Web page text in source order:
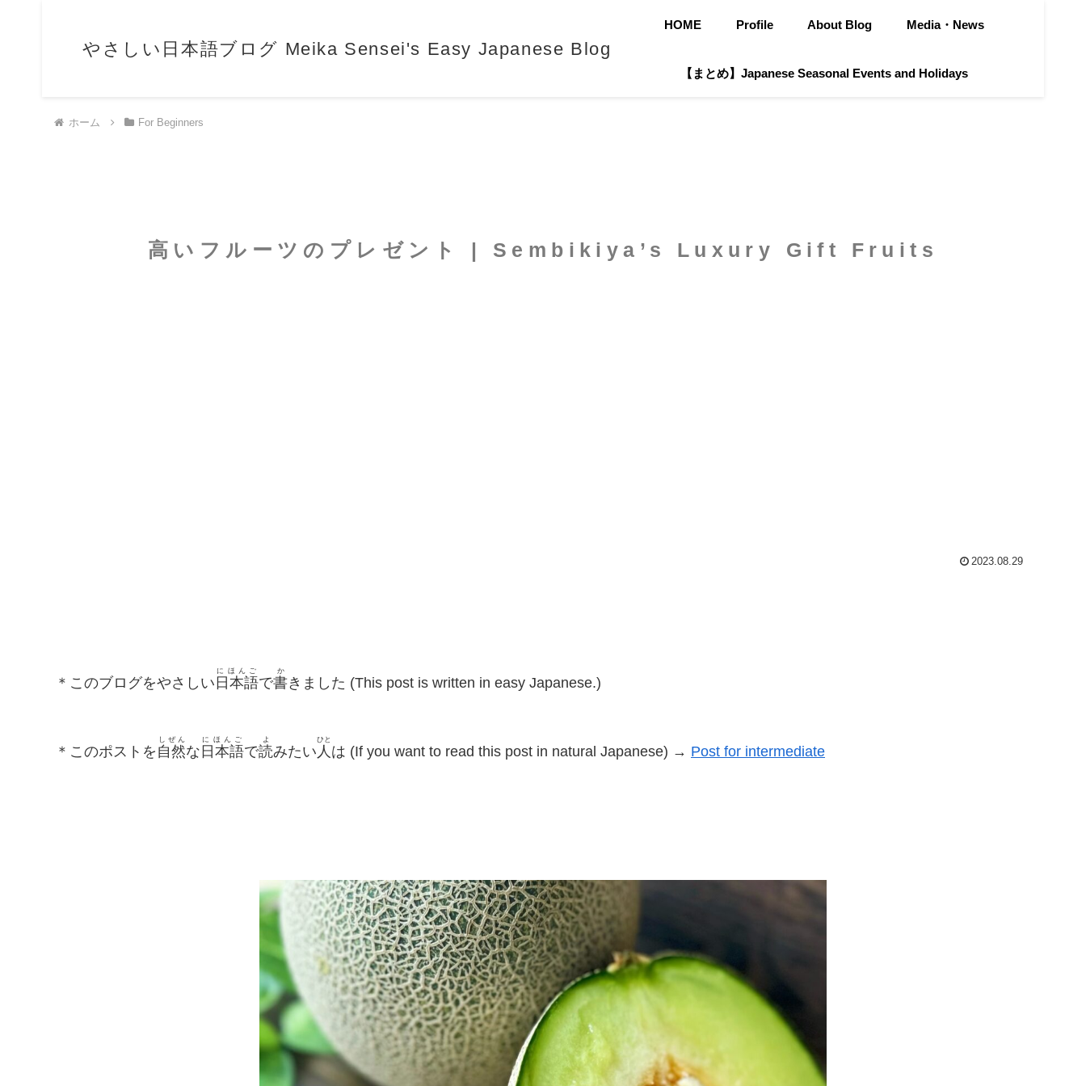
やさしい日本語ブログ Meika Sensei's Easy Japanese Blog
HOME Profile About Blog Media・News
【まとめ】Japanese Seasonal Events and Holidays
ホーム For Beginners
高いフルーツのプレゼント | Sembikiya’s Luxury Gift Fruits
2023.08.29
＊このブログをやさしい 日本語
にほんご
で書
か
きました (This post is written in easy Japanese.)
＊このポストを 自然
しぜん
な 日本語
にほんご
で読
よ
みたい 人
ひと
は (If you want to read this post in natural Japanese) → Post for intermediate